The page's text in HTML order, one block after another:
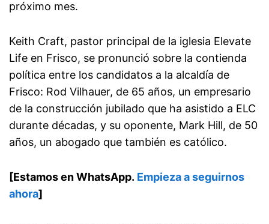
próximo mes.
Keith Craft, pastor principal de la iglesia Elevate
Life en Frisco, se pronunció sobre la contienda
política entre los candidatos a la alcaldía de
Frisco: Rod Vilhauer, de 65 años, un empresario
de la construcción jubilado que ha asistido a ELC
durante décadas, y su oponente, Mark Hill, de 50
años, un abogado que también es católico.
[Estamos en WhatsApp. Empieza a seguirnos
ahora]